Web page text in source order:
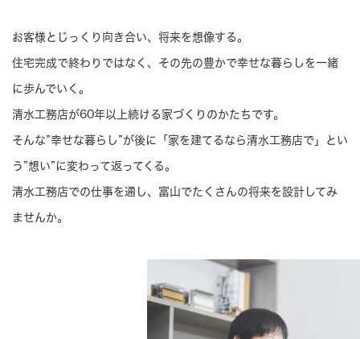
お客様とじっくり向き合い、将来を想像する。
住宅完成で終わりではなく、その先の豊かで幸せな暮らしを一緒
に歩んでいく。
清水工務店が60年以上続ける家づくりのかたちです。
そんな”幸せな暮らし”が後に「家を建てるなら清水工務店で」とい
う ”想い”に変わって返ってくる。
清水工務店での仕事を通し、富山でたくさんの将来を設計してみ
ませんか。